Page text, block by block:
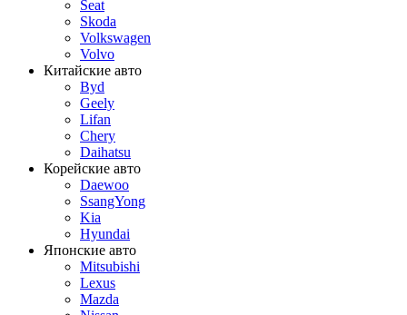
Seat
Skoda
Volkswagen
Volvo
Китайские авто
Byd
Geely
Lifan
Chery
Daihatsu
Корейские авто
Daewoo
SsangYong
Kia
Hyundai
Японские авто
Mitsubishi
Lexus
Mazda